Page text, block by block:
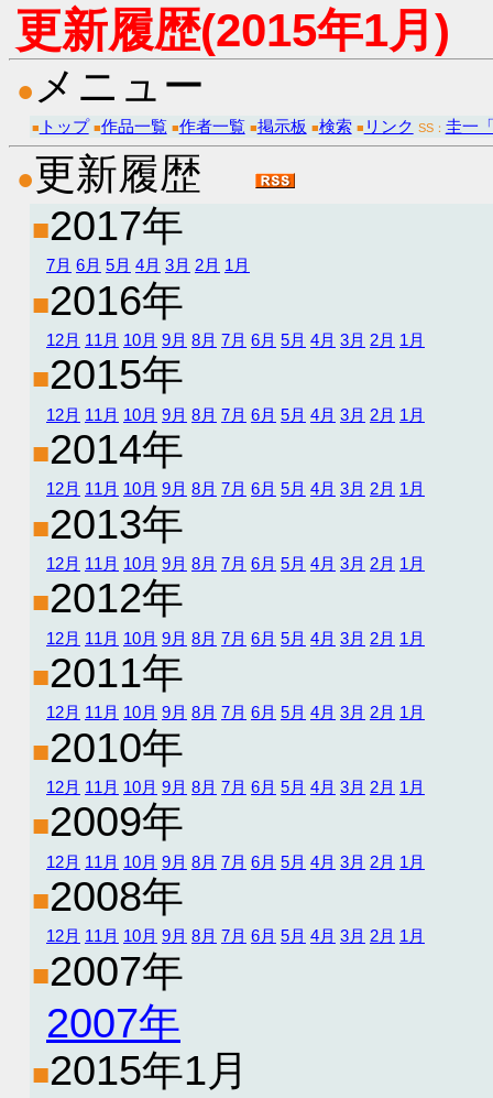
更新履歴(2015年1月)
● メニュー
■ トップ ■作品一覧 ■作者一覧 ■掲示板 ■検索 ■ リンク SS： 圭一
●更新履歴
■2017年
7月 6月 5月 4月 3月 2月 1月
■2016年
12月 11月 10月 9月 8月 7月 6月 5月 4月 3月 2月 1月
■2015年
12月 11月 10月 9月 8月 7月 6月 5月 4月 3月 2月 1月
■2014年
12月 11月 10月 9月 8月 7月 6月 5月 4月 3月 2月 1月
■2013年
12月 11月 10月 9月 8月 7月 6月 5月 4月 3月 2月 1月
■2012年
12月 11月 10月 9月 8月 7月 6月 5月 4月 3月 2月 1月
■2011年
12月 11月 10月 9月 8月 7月 6月 5月 4月 3月 2月 1月
■2010年
12月 11月 10月 9月 8月 7月 6月 5月 4月 3月 2月 1月
■2009年
12月 11月 10月 9月 8月 7月 6月 5月 4月 3月 2月 1月
■2008年
12月 11月 10月 9月 8月 7月 6月 5月 4月 3月 2月 1月
■2007年
2007年
■2015年1月